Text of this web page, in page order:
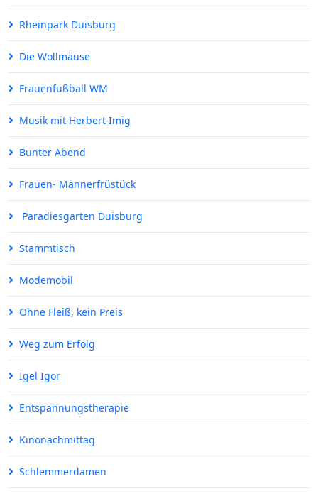
Rheinpark Duisburg
Die Wollmäuse
Frauenfußball WM
Musik mit Herbert Imig
Bunter Abend
Frauen- Männerfrüstück
Paradiesgarten Duisburg
Stammtisch
Modemobil
Ohne Fleiß, kein Preis
Weg zum Erfolg
Igel Igor
Entspannungstherapie
Kinonachmittag
Schlemmerdamen